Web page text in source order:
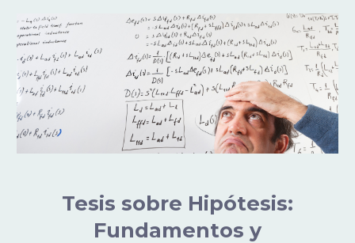
Tesis sobre Hipótesis:
Fundamentos y